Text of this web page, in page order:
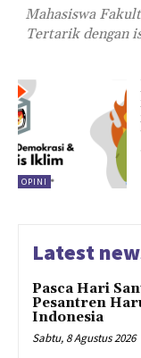
Mahasiswa
Tertarik dengan
OPINI
Latest
Pasca Hari
Pesantren
Indonesia
Sabtu, 8 Agustus 2026